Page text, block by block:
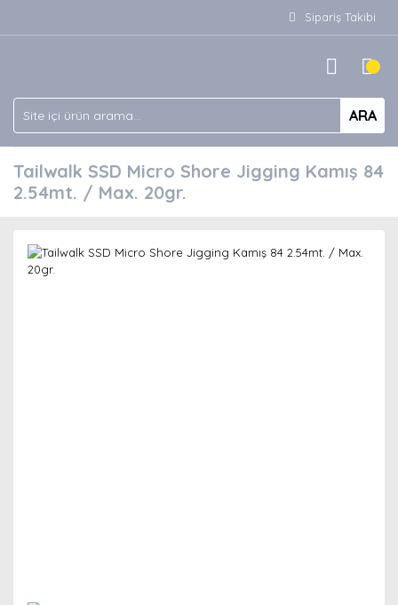
Sipariş Takibi
ARA
Tailwalk SSD Micro Shore Jigging Kamış 84
2.54mt. / Max. 20gr.